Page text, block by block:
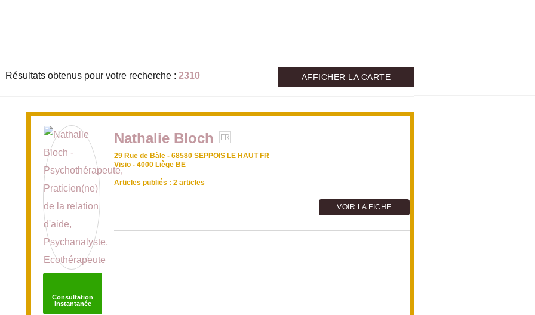
Résultats obtenus pour votre recherche : 2310 AFFICHER LA CARTE
Consultation
instantanée
Nathalie Bloch FR
29 Rue de Bâle - 68580 SEPPOIS LE HAUT FR
Visio - 4000 Liège BE
Articles publiés : 2 articles
VOIR LA FICHE